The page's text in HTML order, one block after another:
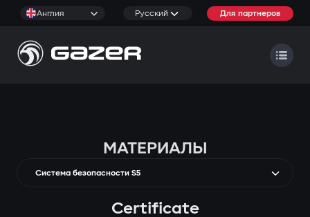
Англия Русский Для партнеров
МАТЕРИАЛЫ
Система безопасности S5
Certificate